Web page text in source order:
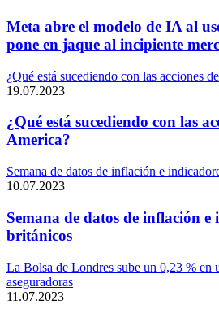
Meta abre el modelo de IA al
pone en jaque al incipiente
¿Qué está sucediendo con las acciones
19.07.2023
¿Qué está sucediendo con las
America?
Semana de datos de inflación e
10.07.2023
Semana de datos de inflación e
británicos
La Bolsa de Londres sube un 0,23 % en
aseguradoras
11.07.2023